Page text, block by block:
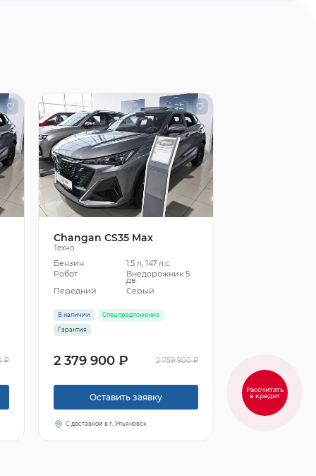
₽
Changan CS35 Max
Техно
Бензин
1.5 л, 147 л.с.
Робот
Внедорожник 5
дв.
Передний
Серый
В наличии Спецпредложение
Гарантия
2 379 900 ₽ 2 759 900 ₽
Оставить заявку
С доставкой в г. Ульяновск
Рассчитать
в кредит